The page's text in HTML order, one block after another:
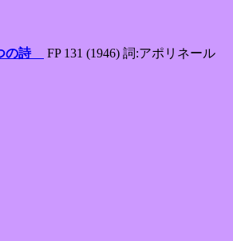
の詩 FP 131 (1946) 詞:アポリネール